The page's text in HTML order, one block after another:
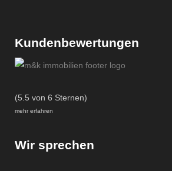
Kundenbewertungen
(5.5 von 6 Sternen)
mehr erfahren
Wir sprechen